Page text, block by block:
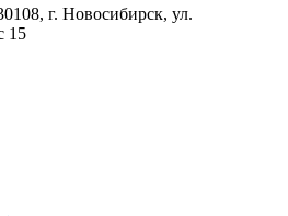
г. Новосибирск, ул.
15